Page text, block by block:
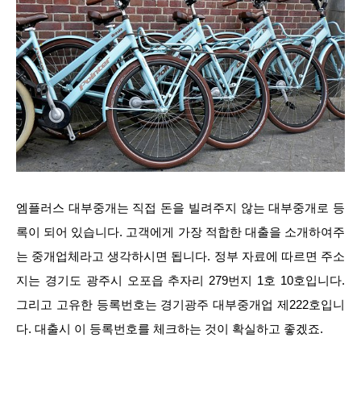
엠플러스 대부중개는 직접 돈을 빌려주지 않는 대부중개로 등
록이 되어 있습니다. 고객에게 가장 적합한 대출을 소개하여주
는 중개업체라고 생각하시면 됩니다. 정부 자료에 따르면 주소
지는 경기도 광주시 오포읍 추자리 279번지 1호 10호입니다.
그리고 고유한 등록번호는 경기광주 대부중개업 제222호입니
다. 대출시 이 등록번호를 체크하는 것이 확실하고 좋겠죠.